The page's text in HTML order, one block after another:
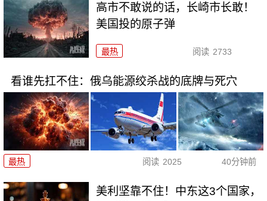
高市不敢说的话，长崎市长敢！
美国投的原子弹
最热 阅读 2733
看谁先扛不住：俄乌能源绞杀战的底牌与死穴
最热 阅读 2025 40分钟前
美利坚靠不住！中东这3个国家，